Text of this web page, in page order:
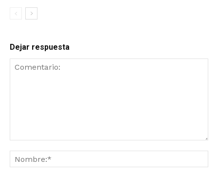
Dejar respuesta